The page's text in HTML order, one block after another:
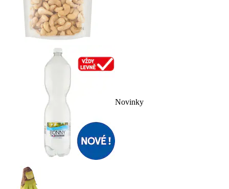
Novinky